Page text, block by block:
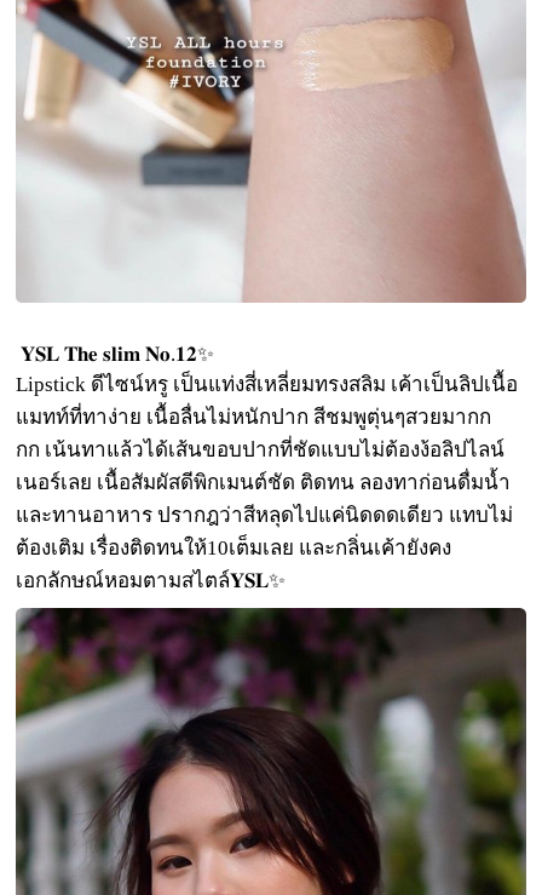
𝐘𝐒𝐋 𝐓𝐡𝐞 𝐬𝐥𝐢𝐦 𝐍𝐨.𝟏𝟐✨
Lipstick ดีไซน์หรู เป็นแท่งสี่เหลี่ยมทรงสลิม เค้าเป็นลิปเนื้อ
แมทท์ที่ทาง่าย เนื้อลื่นไม่หนักปาก สีชมพูตุ่นๆสวยมากก
กก เน้นทาแล้วได้เส้นขอบปากที่ชัดแบบไม่ต้องง้อลิปไลน์
เนอร์เลย เนื้อสัมผัสดีพิกเมนต์ชัด ติดทน ลองทาก่อนดื่มน้ำ
และทานอาหาร ปรากฎว่าสีหลุดไปแค่นิดดดเดียว แทบไม่
ต้องเติม เรื่องติดทนให้10เต็มเลย และกลิ่นเค้ายังคง
เอกลักษณ์หอมตามสไตล์𝐘𝐒𝐋✨